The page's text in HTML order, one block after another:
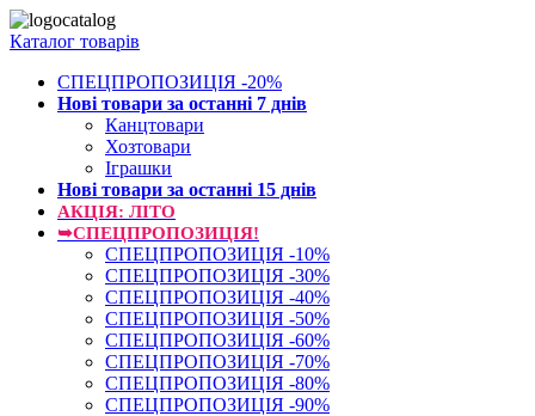
Каталог товарів
СПЕЦПРОПОЗИЦІЯ -20%
Нові товари за останнi 7 днiв
Канцтовари
Хозтовари
Іграшки
Нові товари за останнi 15 днiв
АКЦІЯ: ЛІТО
➥СПЕЦПРОПОЗИЦІЯ!
СПЕЦПРОПОЗИЦІЯ -10%
СПЕЦПРОПОЗИЦІЯ -30%
СПЕЦПРОПОЗИЦІЯ -40%
СПЕЦПРОПОЗИЦІЯ -50%
СПЕЦПРОПОЗИЦІЯ -60%
СПЕЦПРОПОЗИЦІЯ -70%
СПЕЦПРОПОЗИЦІЯ -80%
СПЕЦПРОПОЗИЦІЯ -90%